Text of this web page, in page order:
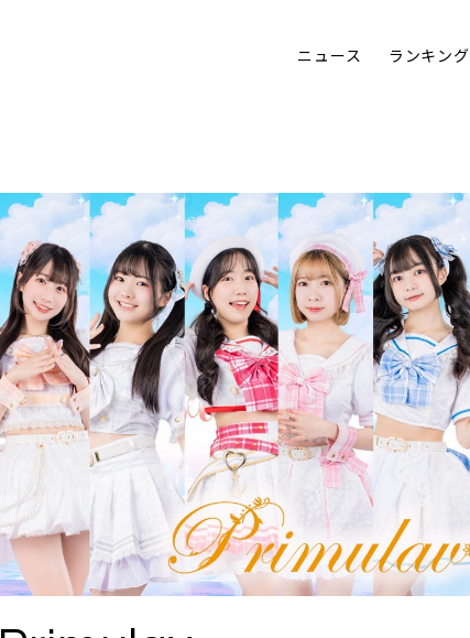
ニュース ランキング